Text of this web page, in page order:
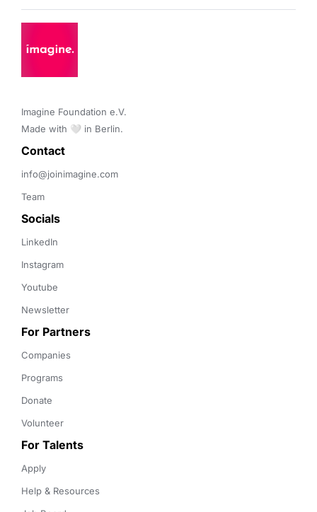
Imagine Foundation e.V.
Made with 🤍 in Berlin.
Contact
info@joinimagine.com
Team
Socials
LinkedIn
Instagram
Youtube
Newsletter
For Partners
Companies
Programs
Donate
Volunteer
For Talents
Apply
Help & Resources